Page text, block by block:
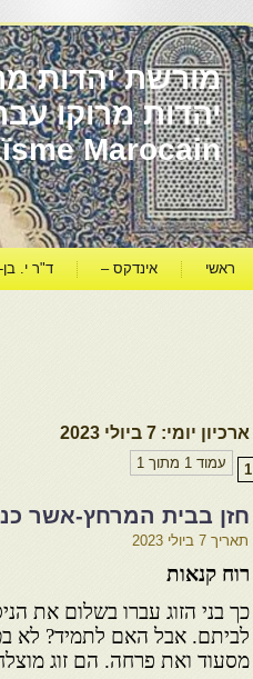
מורשת יהדות
Marocain
ראשי אינדקס – ד"ר י. בן-
ארכיון יומי: 7 ביולי 2023
עמוד 1 מתוך 1 1
חזן בבית המרחץ-אשר
תאריך 7 ביולי 2023
רוח קנאות
כך בני הזוג עברו בשלום את
לביתם. אבל האם לתמיד? לא
מסעוד ואת פרחה. הם זוג